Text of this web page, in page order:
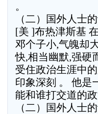
。
（二）国外人士
[美 ]布热津斯基
邓个子小,气魄却
快,相当幽默,强硬
受住政治生涯中
印象深刻 。 他是
能和谁打交道的政
（二）国外人士